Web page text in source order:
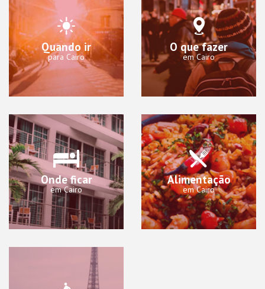
Quando ir
para Cairo
O que fazer
em Cairo
Onde ficar
em Cairo
Alimentação
em Cairo